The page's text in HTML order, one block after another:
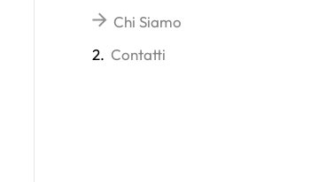
Chi Siamo
2. Contatti